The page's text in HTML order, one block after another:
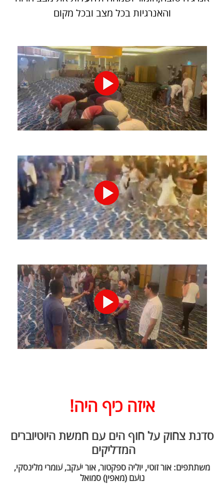
והאנרגיות בכל מצב ובכל מקום
איזה כיף היה!
סדנת צחוק על חוף הים עם חמשת היוטיוברים
המדליקים
משתתפים: אור זוטי, יוליה ספקטור, אור יעקב, עומרי מלינסקי,
נועם (מאפין) סמואל